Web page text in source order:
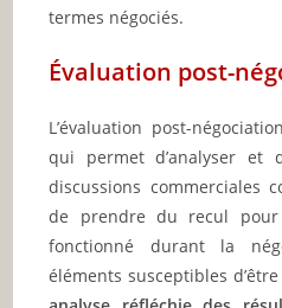
termes négociés.
Évaluation post-
L’évaluation post-
qui permet d’analyser et
discussions commerciales
de prendre du recul
fonctionné durant la
éléments susceptibles